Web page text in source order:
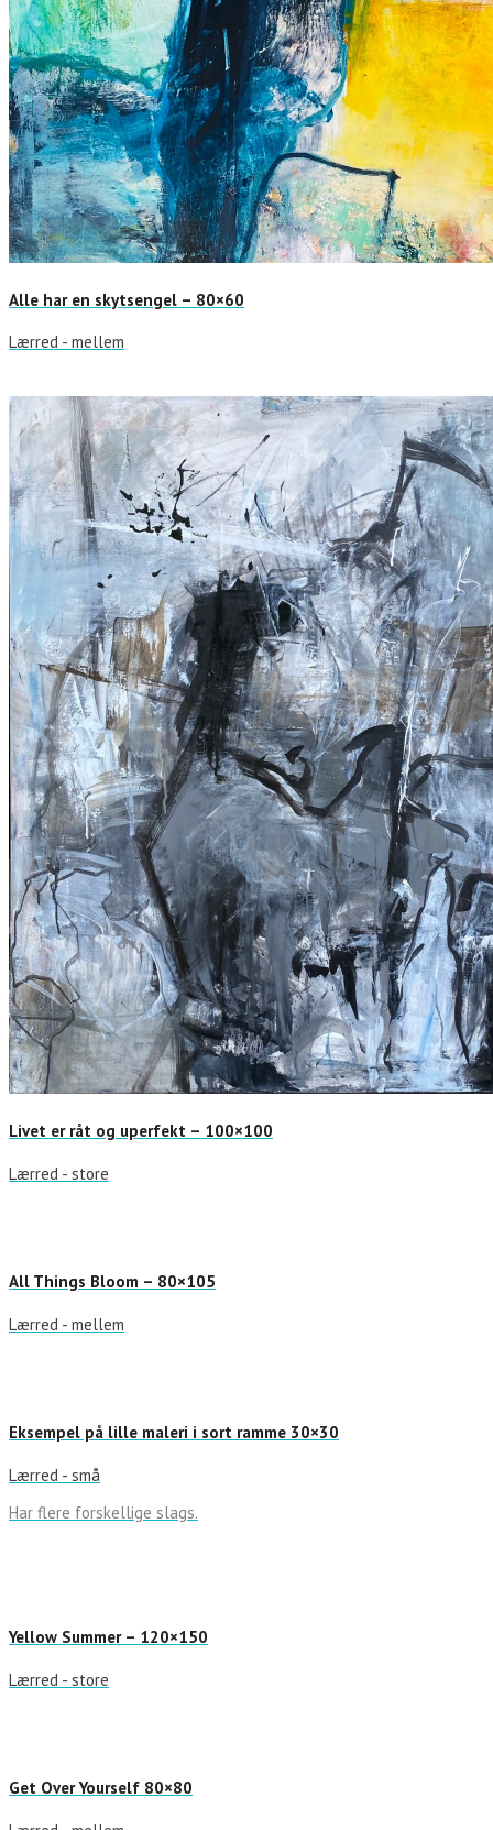
Alle har en skytsengel – 80×60
Lærred - mellem
Livet er råt og uperfekt – 100×100
Lærred - store
All Things Bloom – 80×105
Lærred - mellem
Eksempel på lille maleri i sort ramme 30×30
Lærred - små
Har flere forskellige slags.
Yellow Summer – 120×150
Lærred - store
Get Over Yourself 80×80